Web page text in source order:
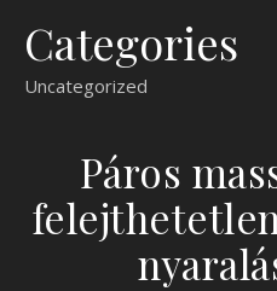
Categories
Uncategorized
Páros